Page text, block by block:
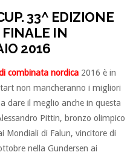
33^ EDIZIONE
IN
2016
combinata nordica 2016 è in
non mancheranno i migliori
dare il meglio anche in questa
Pittin, bronzo olimpico
Mondiali di Falun, vincitore di
nella Gundersen ai